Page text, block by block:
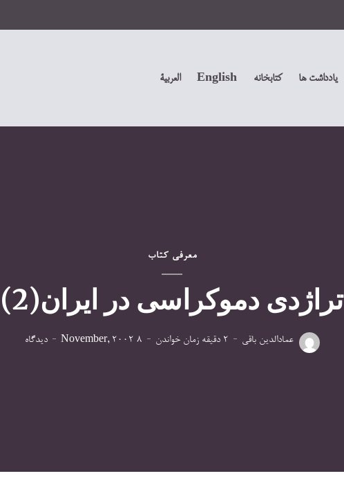
یادداشت ها کتابخانه English العربیة
معرفی کتاب
تراژدی دموکراسی در ايران(2)
عمادالدین باقی 2 دقیقه زمان خواندن 8 November, 2002 دیدگاه